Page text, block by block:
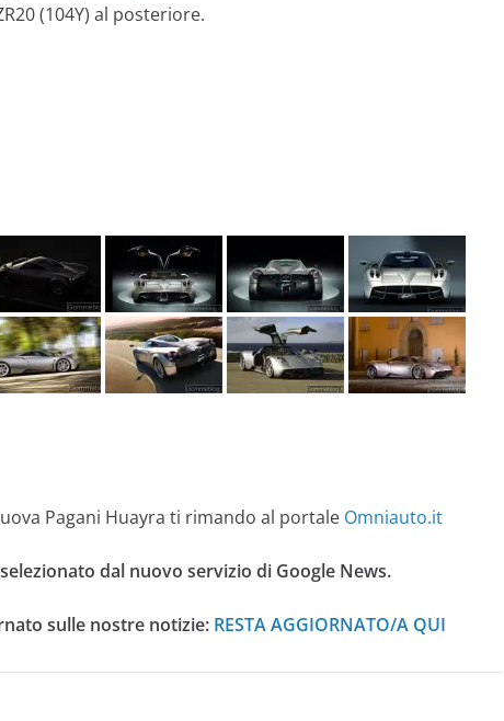
(104Y) al posteriore.
Pagani Huayra ti rimando al portale Omniauto.it
dal nuovo servizio di Google News.
sulle nostre notizie: RESTA AGGIORNATO/A QUI